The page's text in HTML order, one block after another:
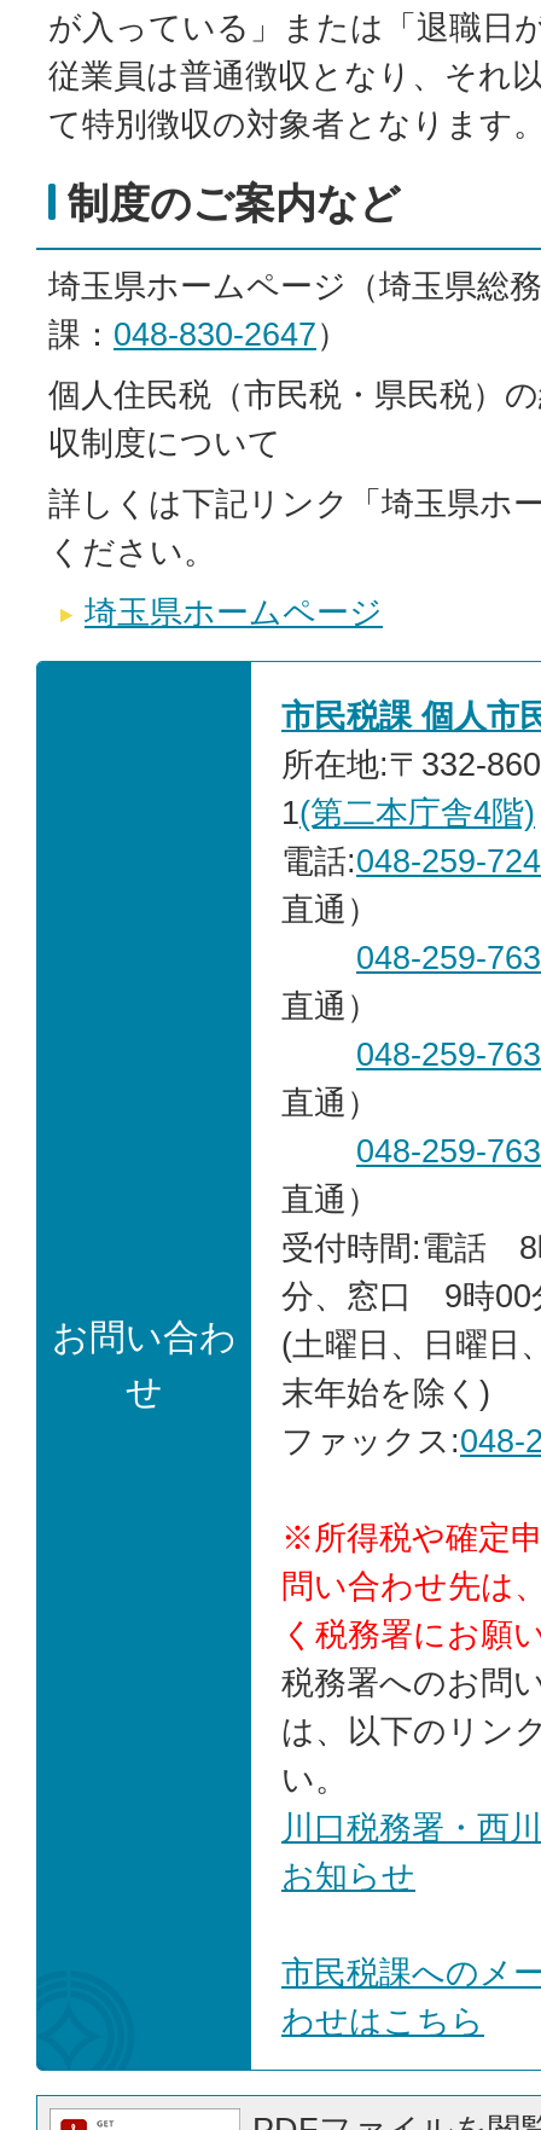
が入っている」または「退職日
従業員は普通徴収となり、それ
て特別徴収の対象者となります
制度のご案内など
埼玉県ホームページ（埼玉県総
課： 048-830-2647）
個人住民税（市民税・県民税）
収制度について
詳しくは下記リンク「埼玉県ホ
ください。
埼玉県ホームページ
お問い合わ
せ
市民税課 個人市
所在地:〒332-
1(第二本庁舎4階)
電話:048-259-
直通）
048-259-
直通）
048-259-
直通）
048-259-
直通）
受付時間:電話 8
分、窓口 9時00
(土曜日、日曜日
末年始を除く)
ファックス:048-
※所得税や確定
問い合わせ先は
く税務署にお願
税務署へのお問
は、以下のリン
い。
川口税務署・西
お知らせ
市民税課へのメ
わせはこちら